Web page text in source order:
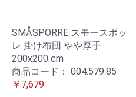
SMÅSPORRE スモースポッ
レ 掛け布団 やや厚手
200x200 cm
商品コード： 004.579.85
￥7,679